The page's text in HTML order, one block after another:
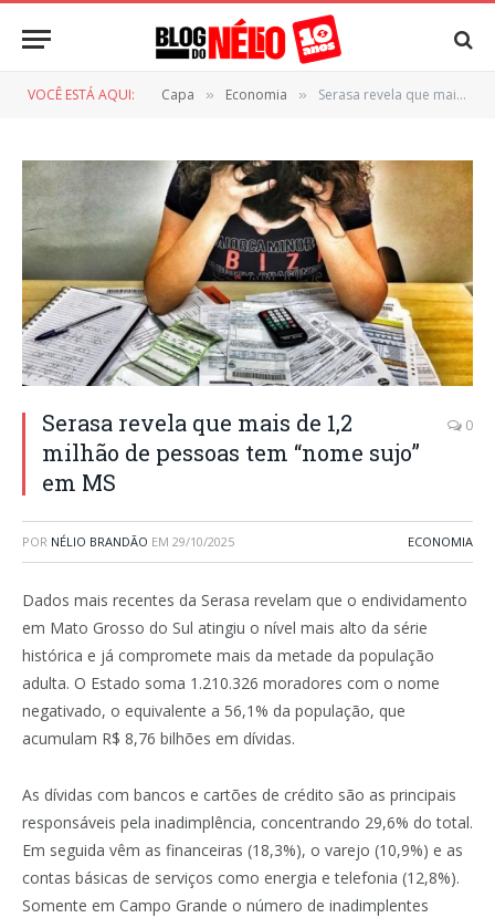
VOCÊ ESTÁ AQUI: Capa » Economia » Serasa revela que mais de 1,2 milhão de pessoas tem “nome sujo” em MS
Serasa revela que mais de 1,2
milhão de pessoas tem “nome sujo”
em MS
0
POR NÉLIO BRANDÃO EM 29/10/2025 ECONOMIA
Dados mais recentes da Serasa revelam que o endividamento
em Mato Grosso do Sul atingiu o nível mais alto da série
histórica e já compromete mais da metade da população
adulta. O Estado soma 1.210.326 moradores com o nome
negativado, o equivalente a 56,1% da população, que
acumulam R$ 8,76 bilhões em dívidas.
As dívidas com bancos e cartões de crédito são as principais
responsáveis pela inadimplência, concentrando 29,6% do total.
Em seguida vêm as financeiras (18,3%), o varejo (10,9%) e as
contas básicas de serviços como energia e telefonia (12,8%).
Somente em Campo Grande o número de inadimplentes